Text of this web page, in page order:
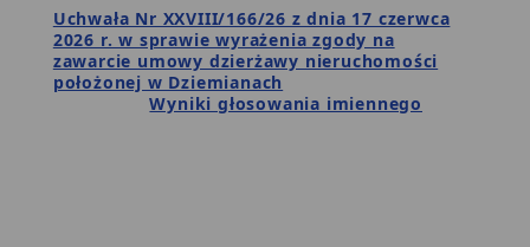
Uchwała Nr XXVIII/166/26 z dnia 17 czerwca
2026 r. w sprawie wyrażenia zgody na
zawarcie umowy dzierżawy nieruchomości
położonej w Dziemianach
Wyniki głosowania imiennego